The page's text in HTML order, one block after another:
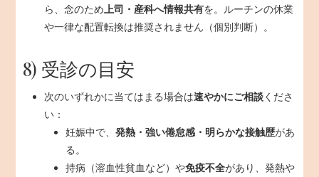
ら、念のため 上司・産科へ情報共有を。ルーチンの休業
や一律な配置転換は推奨されません（個別判断）。
8) 受診の目安
次のいずれかに当てはまる場合は速やかにご相談くださ
い：
妊娠中で、発熱・強い倦怠感・明らかな接触歴があ
る。
持病（溶血性貧血など）や免疫不全があり、発熱や